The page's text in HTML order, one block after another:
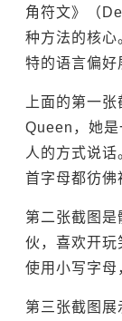
角符文》（
种方法的核心
特的语言偏好
上面的第一
Queen，她
人的方式说
首字母都彷佛
第二张截图
伙，喜欢开玩
使用小写字母
第三张截图